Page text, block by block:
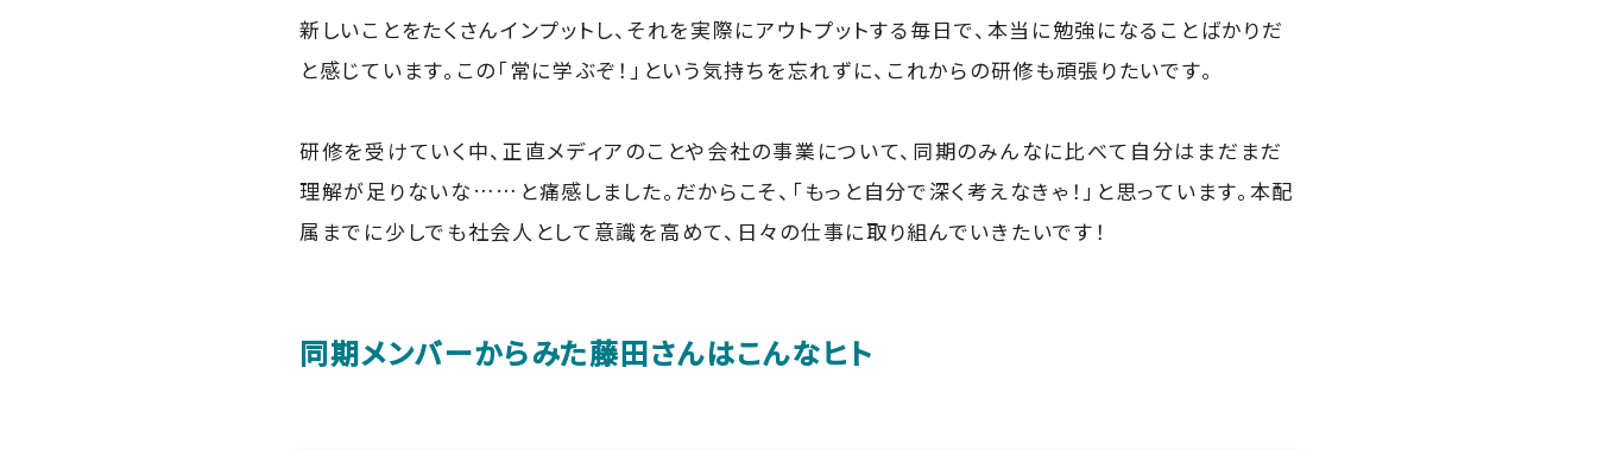
新しいことをたくさんインプットし、それを実際にアウトプットする毎日で、本当に勉強になることばかりだ
と感じています。この「常に学ぶぞ！」という気持ちを忘れずに、これからの研修も頑張りたいです。
研修を受けていく中、正直メディアのことや会社の事業について、同期のみんなに比べて自分はまだまだ
理解が足りないな……と痛感しました。だからこそ、「もっと自分で深く考えなきゃ！」と思っています。本配
属までに少しでも社会人として意識を高めて、日々の仕事に取り組んでいきたいです！
同期メンバーからみた藤田さんはこんなヒト